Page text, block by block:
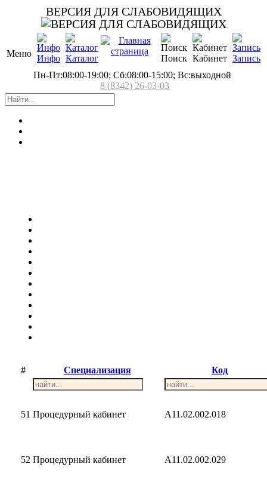
ВЕРСИЯ ДЛЯ СЛАБОВИДЯЩИХ
Меню Инфо Каталог Поиск Кабинет Запись
Пн-Пт:08:00-19:00; Сб:08:00-15:00; Вс:выходной
8 (8342) 26-03-03
# Специализация Код
51 Процедурный кабинет A11.02.002.018
52 Процедурный кабинет A11.02.002.029